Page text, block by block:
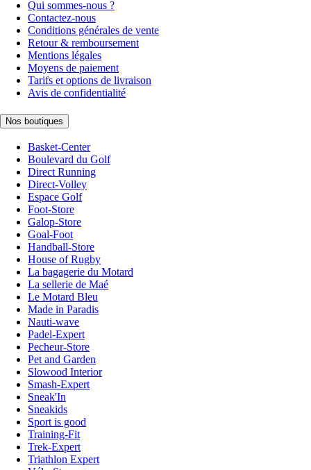
Qui sommes-nous ?
Contactez-nous
Conditions générales de vente
Retour & remboursement
Mentions légales
Moyens de paiement
Tarifs et options de livraison
Avis de confidentialité
Nos boutiques
Basket-Center
Boulevard du Golf
Direct Running
Direct-Volley
Espace Golf
Foot-Store
Galop-Store
Goal-Foot
Handball-Store
House of Rugby
La bagagerie du Motard
La sellerie de Maé
Le Motard Bleu
Made in Paradis
Nauti-wave
Padel-Expert
Pecheur-Store
Pet and Garden
Slowood Interior
Smash-Expert
Sneak'In
Sneakids
Sport is good
Training-Fit
Trek-Expert
Triathlon Expert